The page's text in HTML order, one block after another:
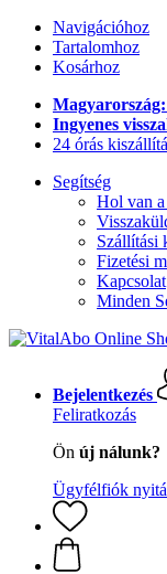
Navigációhoz
Tartalomhoz
Kosárhoz
Ingyenes
24 órás
Segítség
Hol van a
Szállítási
Fizetési
Kapcsolat
Minden
Bejelentkezés
Feliratkozás
Ön új nálunk?
Ügyfélfiók